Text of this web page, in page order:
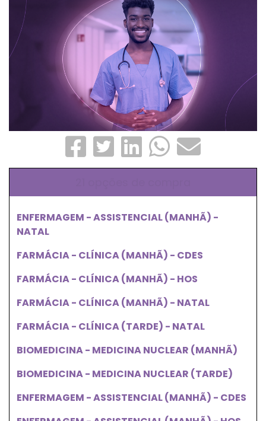
ENFERMAGEM - ASSISTENCIAL (MANHÃ) -
NATAL
FARMÁCIA - CLÍNICA (MANHÃ) - CDES
FARMÁCIA - CLÍNICA (MANHÃ) - HOS
FARMÁCIA - CLÍNICA (MANHÃ) - NATAL
FARMÁCIA - CLÍNICA (TARDE) - NATAL
BIOMEDICINA - MEDICINA NUCLEAR (MANHÃ)
BIOMEDICINA - MEDICINA NUCLEAR (TARDE)
ENFERMAGEM - ASSISTENCIAL (MANHÃ) - CDES